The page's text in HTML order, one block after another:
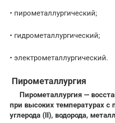
• пирометаллургический;
• гидрометаллургический;
• электрометаллургический.
Пирометаллургия
Пирометаллургия —
при высоких температурах
углерода (II), водорода,